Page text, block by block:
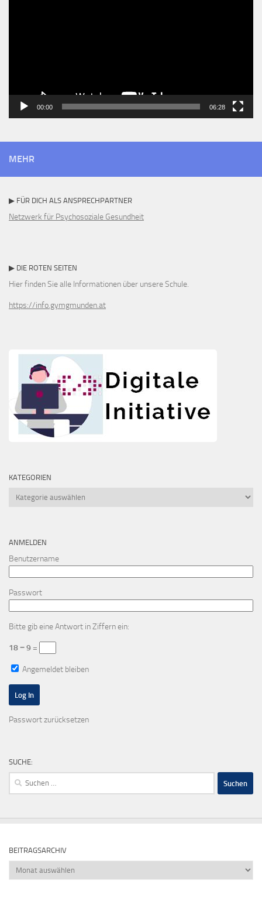
00:00 06:28
MEHR
▶ FÜR DICH ALS ANSPRECHPARTNER
Netzwerk für Psychosoziale Gesundheit
▶ DIE ROTEN SEITEN
Hier finden Sie alle Informationen über unsere Schule.
https://info.gymgmunden.at
KATEGORIEN
Kategorien
ANMELDEN
Benutzername
Passwort
Bitte gib eine Antwort in Ziffern ein:
18 − 9 =
Angemeldet bleiben
Passwort zurücksetzen
SUCHE:
Suchen
BEITRAGSARCHIV
Beitragsarchiv